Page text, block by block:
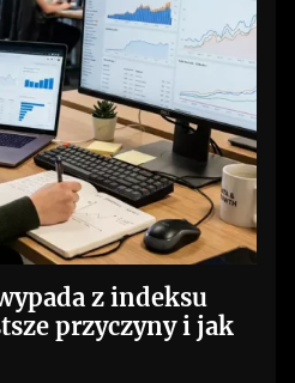
z indeksu
przyczyny i jak